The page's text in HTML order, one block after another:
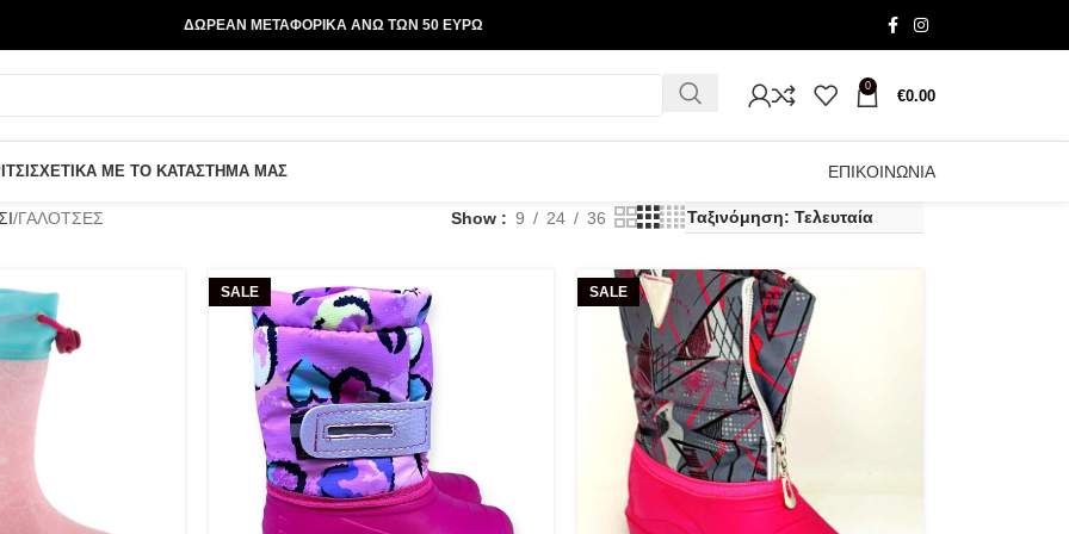
ΔΩΡΕΑΝ ΜΕΤΑΦΟΡΙΚΑ ΑΝΩ ΤΩΝ 50 ΕΥΡΩ
0
€0.00
ΣΧΕΤΙΚΑ ΜΕ ΤΟ ΚΑΤΑΣΤΗΜΑ ΜΑΣ ΕΠΙΚΟΙΝΩΝΙΑ
ΓΑΛΟΤΣΕΣ Show 9 24 36
SALE SALE